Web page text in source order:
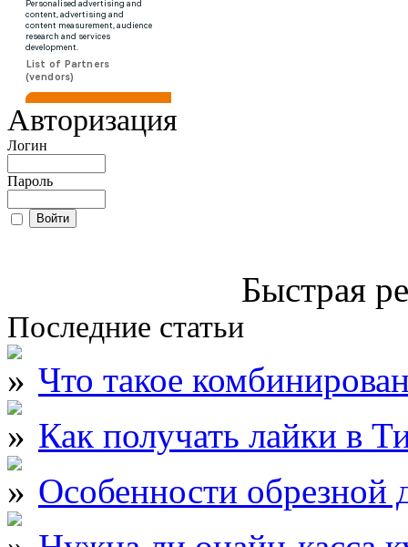
Авторизация
Логин
Пароль
Быстрая
Последние статьи
Что такое
Как получать лайки в
Особенности обрезной